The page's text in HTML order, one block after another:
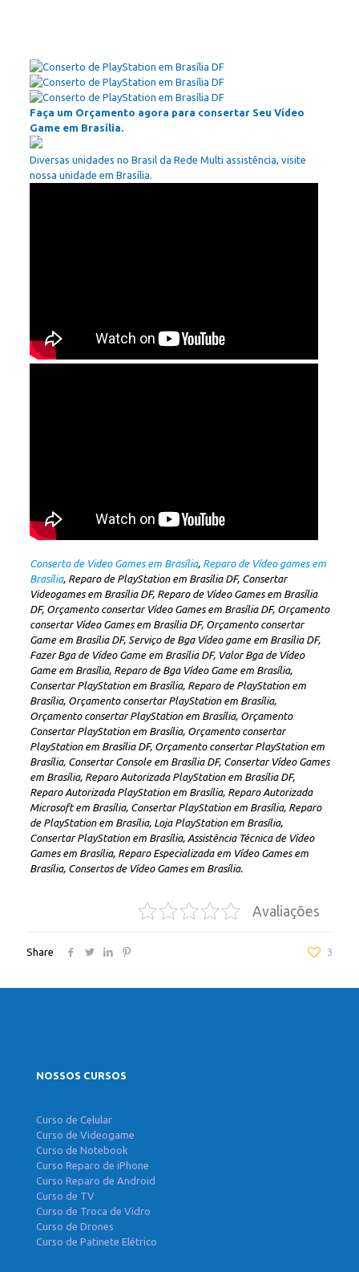
Faça um Orçamento agora para consertar Seu Vídeo
Game em Brasília.
Diversas unidades no Brasil da Rede Multi assistência, visite
nossa unidade em Brasília.
Conserto de Video Games em Brasília, Reparo de Vídeo games em
Brasília, Reparo de PlayStation em Brasília DF, Consertar
Videogames em Brasília DF, Reparo de Vídeo Games em Brasília
DF, Orçamento consertar Vídeo Games em Brasília DF, Orçamento
consertar Vídeo Games em Brasília DF, Orçamento consertar
Game em Brasília DF, Serviço de Bga Vídeo game em Brasília DF,
Fazer Bga de Vídeo Game em Brasília DF, Valor Bga de Vídeo
Game em Brasília, Reparo de Bga Vídeo Game em Brasília,
Consertar PlayStation em Brasília, Reparo de PlayStation em
Brasília, Orçamento consertar PlayStation em Brasília,
Orçamento consertar PlayStation em Brasília, Orçamento
Consertar PlayStation em Brasília, Orçamento consertar
PlayStation em Brasília DF, Orçamento consertar PlayStation em
Brasília, Consertar Console em Brasília DF, Consertar Vídeo Games
em Brasília, Reparo Autorizada PlayStation em Brasília DF,
Reparo Autorizada PlayStation em Brasília, Reparo Autorizada
Microsoft em Brasília, Consertar PlayStation em Brasília, Reparo
de PlayStation em Brasília, Loja PlayStation em Brasília,
Consertar PlayStation em Brasília, Assistência Técnica de Vídeo
Games em Brasília, Reparo Especializada em Vídeo Games em
Brasília, Consertos de Vídeo Games em Brasília.
Avaliações
Share 3
NOSSOS CURSOS
Curso de Celular
Curso de Videogame
Curso de Notebook
Curso Reparo de iPhone
Curso Reparo de Android
Curso de TV
Curso de Troca de Vidro
Curso de Drones
Curso de Patinete Elétrico